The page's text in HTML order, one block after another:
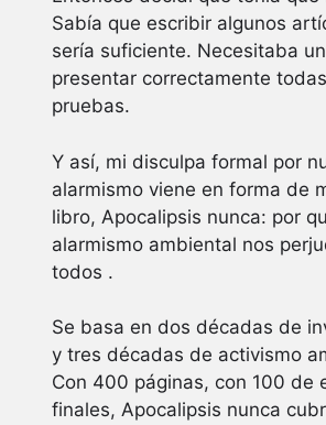
Sabía que escribir algunos
sería suficiente. Necesitaba
presentar correctamente
pruebas.
Y así, mi disculpa formal por
alarmismo viene en forma de
libro, Apocalipsis nunca: por
alarmismo ambiental nos
todos .
Se basa en dos décadas de
y tres décadas de activismo
Con 400 páginas, con 100 de
finales, Apocalipsis nunca